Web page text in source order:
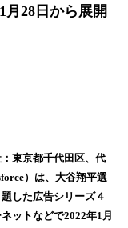
月28日から展開
東京都千代田区、代
）は、大谷翔平選
した広告シリーズ４
ットなどで2022年1月